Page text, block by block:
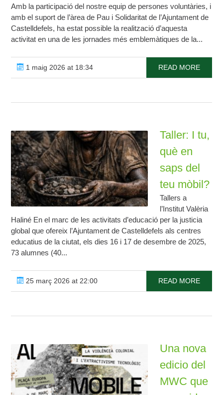
Amb la participació del nostre equip de persones voluntàries, i
amb el suport de l’àrea de Pau i Solidaritat de l’Ajuntament de
Castelldefels, ha estat possible la realització d’aquesta
activitat en una de les jornades més emblemàtiques de la...
1 maig 2026 at 18:34 READ MORE
Taller: I tu,
què en
saps del
teu mòbil?
Tallers a
l’Institut Valèria
Haliné En el marc de les activitats d’educació per la justicia
global que ofereix l’Ajuntament de Castelldefels als centres
educatius de la ciutat, els dies 16 i 17 de desembre de 2025,
73 alumnes (40...
25 març 2026 at 22:00 READ MORE
Una nova
edicio del
MWC que